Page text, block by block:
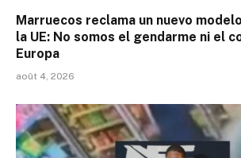
Marruecos reclama un nuevo
la UE: No somos el gendarme ni el
Europa
août 4, 2026